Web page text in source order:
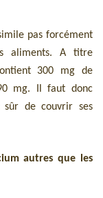
pas forcément
aliments. A titre
300 mg de
mg. Il faut donc
de couvrir ses
autres que les